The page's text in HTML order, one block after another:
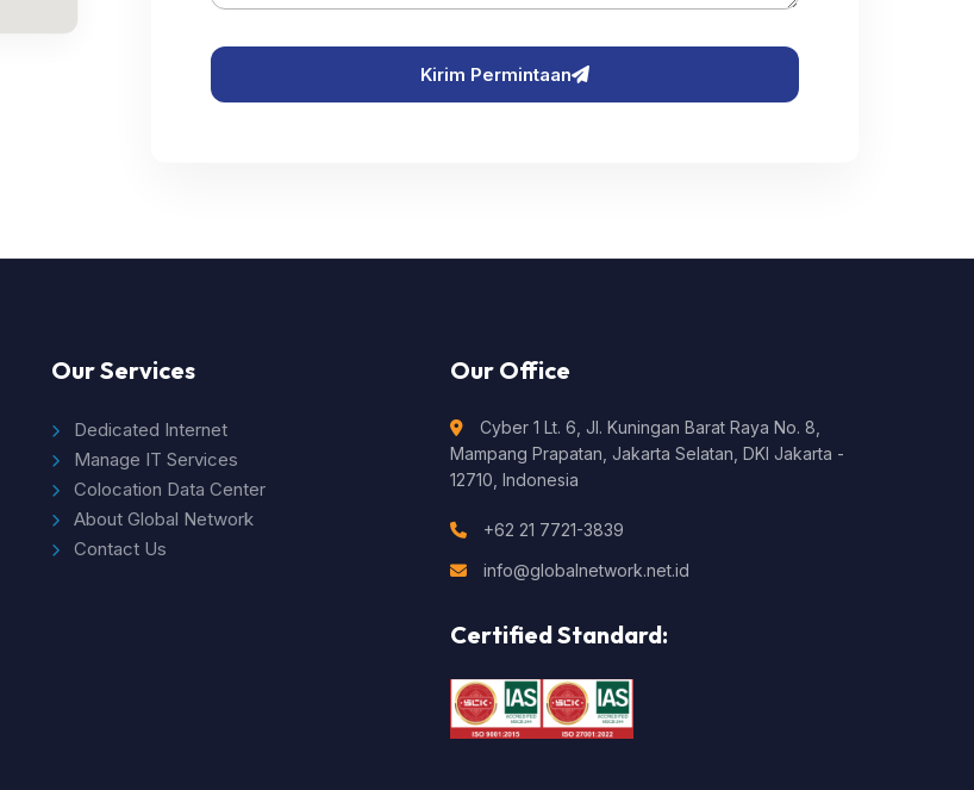
Kirim Permintaan
Our Services
Dedicated Internet
Manage IT Services
Colocation Data Center
About Global Network
Contact Us
Our Office
Cyber 1 Lt. 6, Jl. Kuningan Barat Raya No. 8,
Mampang Prapatan, Jakarta Selatan, DKI Jakarta -
12710, Indonesia
+62 21 7721-3839
info@globalnetwork.net.id
Certified Standard: